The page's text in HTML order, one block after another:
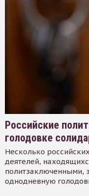
Российские
голодовке
Несколько
деятелей,
политзаключенными,
однодневную